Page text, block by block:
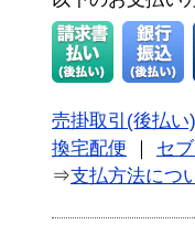
売掛取引(後払い)
換宅配便
セ
⇒支払方法につ